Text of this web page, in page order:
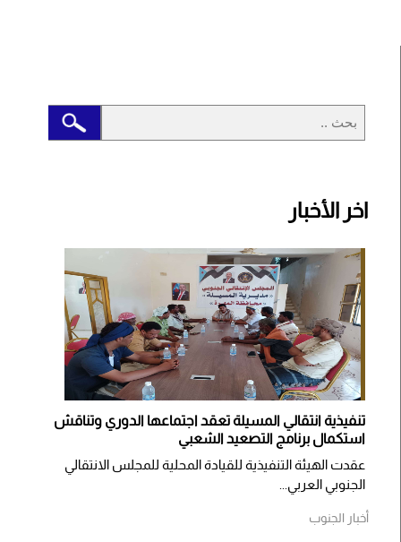
اخر الأخبار
تنفيذية انتقالي المسيلة تعقد اجتماعها الدوري وتناقش
استكمال برنامج التصعيد الشعبي
عقدت الهيئة التنفيذية للقيادة المحلية للمجلس الانتقالي
الجنوبي العربي...
أخبار الجنوب